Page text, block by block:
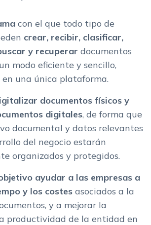
con el que todo tipo de
crear, recibir, clasificar,
y recuperar documentos
modo eficiente y sencillo,
una única plataforma.
documentos físicos y
digitales, de forma que
documental y datos relevantes
del negocio estarán
organizados y protegidos.
ayudar a las empresas a
y los costes asociados a la
y a mejorar la
productividad de la entidad en